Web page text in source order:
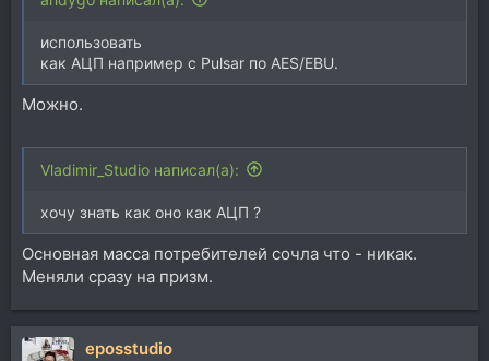
использовать
как АЦП например с Pulsar по AES/EBU.
Можно.
Vladimir_Studio написал(а):
хочу знать как оно как АЦП ?
Основная масса потребителей сочла что - никак.
Меняли сразу на призм.
eposstudio